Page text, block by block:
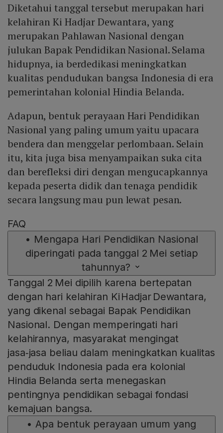
Mute
Diketahui tanggal tersebut merupakan hari
kelahiran Ki Hadjar Dewantara, yang
merupakan Pahlawan Nasional dengan
julukan Bapak Pendidikan Nasional. Selama
hidupnya, ia berdedikasi meningkatkan
kualitas pendudukan bangsa Indonesia di era
pemerintahan kolonial Hindia Belanda.
Adapun, bentuk perayaan Hari Pendidikan
Nasional yang paling umum yaitu upacara
bendera dan menggelar perlombaan. Selain
itu, kita juga bisa menyampaikan suka cita
dan berefleksi diri dengan mengucapkannya
kepada peserta didik dan tenaga pendidik
secara langsung mau pun lewat pesan.
FAQ
• Mengapa Hari Pendidikan Nasional
diperingati pada tanggal 2 Mei setiap
tahunnya?
Tanggal 2 Mei dipilih karena bertepatan
dengan hari kelahiran Ki Hadjar Dewantara,
yang dikenal sebagai Bapak Pendidikan
Nasional. Dengan memperingati hari
kelahirannya, masyarakat mengingat
jasa‑jasa beliau dalam meningkatkan kualitas
penduduk Indonesia pada era kolonial
Hindia Belanda serta menegaskan
pentingnya pendidikan sebagai fondasi
kemajuan bangsa.
• Apa bentuk perayaan umum yang